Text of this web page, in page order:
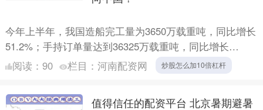
今年上半年，我国造船完工量为3650万载重吨，同比增长
51.2%；手持订单量达到36325万载重吨，同比增长
54.9%；新接订单量达到12106万载重吨，同比增....
阅读： 90 栏目： 河南配资网 炒股怎么加10倍杠杆
值得信任的配资平台 北京暑期避暑